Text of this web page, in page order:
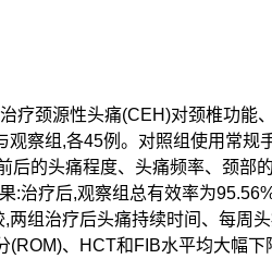
疗颈源性头痛(CEH)对颈椎功
观察组,各45例。对照组使用常
后的头痛程度、头痛频率、颈部
:治疗后,观察组总有效率为
两组治疗后头痛持续时间、每周
、HCT和FIB水平均大幅